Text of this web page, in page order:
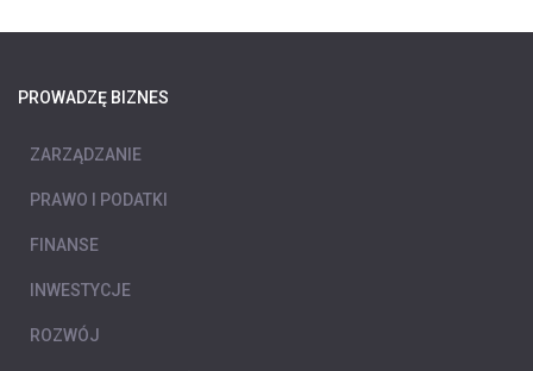
PROWADZĘ BIZNES
ZARZĄDZANIE
PRAWO I PODATKI
FINANSE
INWESTYCJE
ROZWÓJ